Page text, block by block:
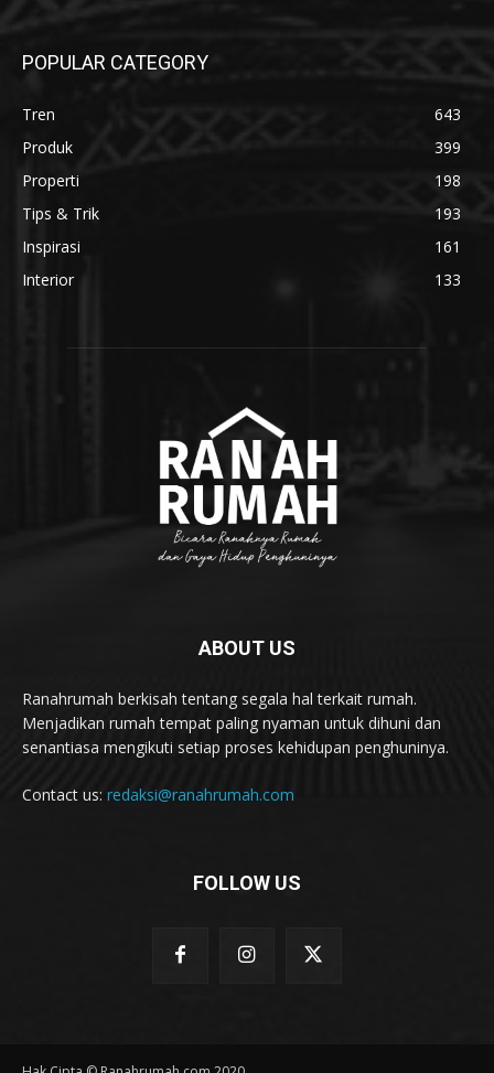
POPULAR CATEGORY
Tren
643
Produk
399
Properti
198
Tips & Trik
193
Inspirasi
161
Interior
133
ABOUT US
Ranahrumah berkisah tentang segala hal terkait rumah.
Menjadikan rumah tempat paling nyaman untuk dihuni dan
senantiasa mengikuti setiap proses kehidupan penghuninya.
Contact us: redaksi@ranahrumah.com
FOLLOW US